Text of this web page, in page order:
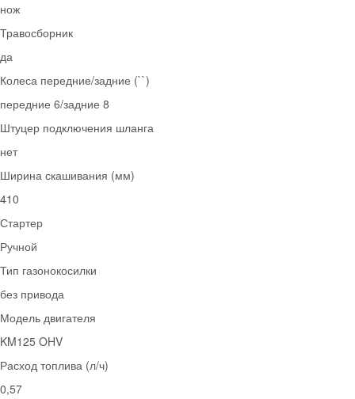
нож
Травосборник
да
Колеса передние/задние (``)
передние 6/задние 8
Штуцер подключения шланга
нет
Ширина скашивания (мм)
410
Стартер
Ручной
Тип газонокосилки
без привода
Модель двигателя
KM125 OHV
Расход топлива (л/ч)
0,57